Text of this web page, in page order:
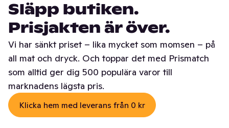
Släpp butiken.
Prisjakten är över.
Vi har sänkt priset – lika mycket som momsen – på
all mat och dryck. Och toppar det med Prismatch
som alltid ger dig 500 populära varor till
marknadens lägsta pris.
Klicka hem med leverans från 0 kr